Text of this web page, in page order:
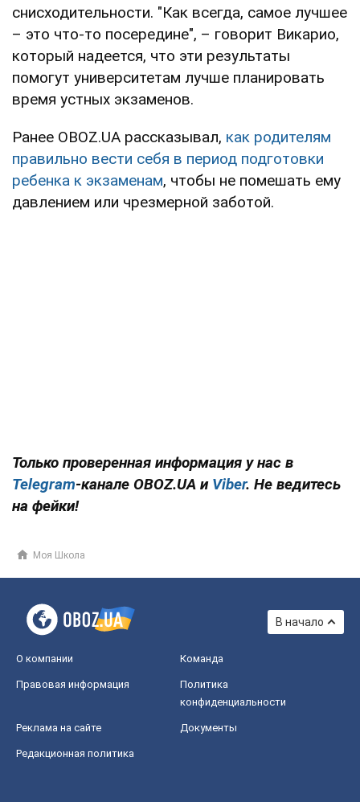
снисходительности. "Как всегда, самое лучшее
– это что-то посередине", – говорит Викарио,
который надеется, что эти результаты
помогут университетам лучше планировать
время устных экзаменов.
Ранее OBOZ.UA рассказывал, как родителям
правильно вести себя в период подготовки
ребенка к экзаменам, чтобы не помешать ему
давлением или чрезмерной заботой.
Только проверенная информация у нас в
Telegram-канале OBOZ.UA и Viber. Не ведитесь
на фейки!
Моя Школа
В начало
О компании Команда
Правовая информация
Политика
конфиденциальности
Реклама на сайте Документы
Редакционная политика